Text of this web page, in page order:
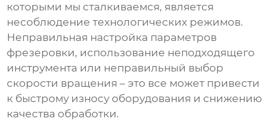
которыми мы сталкиваемся, является
несоблюдение технологических режимов.
Неправильная настройка параметров
фрезеровки, использование неподходящего
инструмента или неправильный выбор
скорости вращения – это все может привести
к быстрому износу оборудования и снижению
качества обработки.